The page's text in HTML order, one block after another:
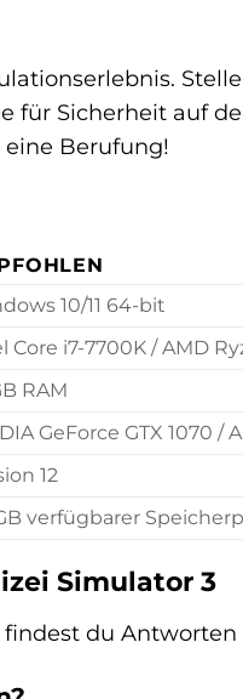
für Sicherheit auf
eine Berufung!
10/11 64-bit
Core i7-7700K / AMD
RAM
GeForce GTX 1070 /
12
verfügbarer
Simulator 3
findest du